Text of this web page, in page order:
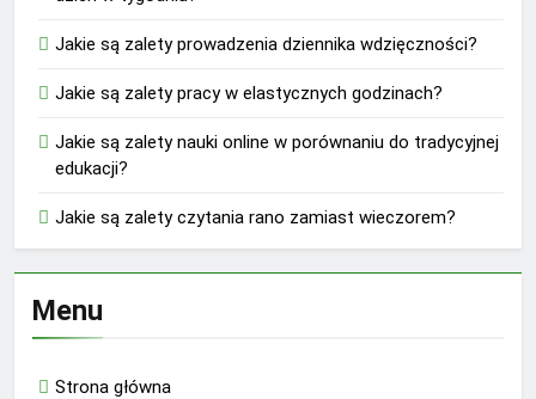
Jakie są zalety prowadzenia dziennika wdzięczności?
Jakie są zalety pracy w elastycznych godzinach?
Jakie są zalety nauki online w porównaniu do tradycyjnej
edukacji?
Jakie są zalety czytania rano zamiast wieczorem?
Menu
Strona główna